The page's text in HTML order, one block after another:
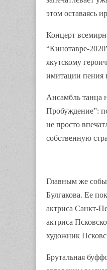
этом оставаясь
Концерт
“Кинотавре-
якутскому
имитации пения
Ансамбль танца
Пробуждение”:
не просто
собственную
Главным же
Булгакова. Ее
актриса Санкт-
актриса
художник
Брутальная